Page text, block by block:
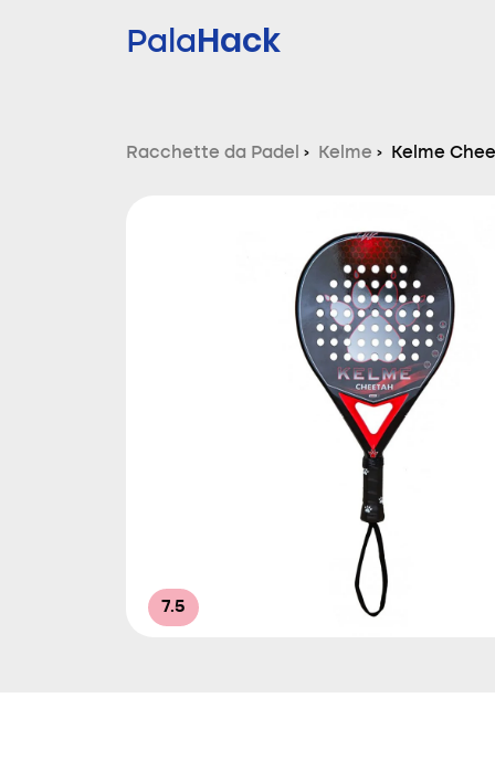
PalaHack
Racchette da Padel › Kelme › Kelme
7.5